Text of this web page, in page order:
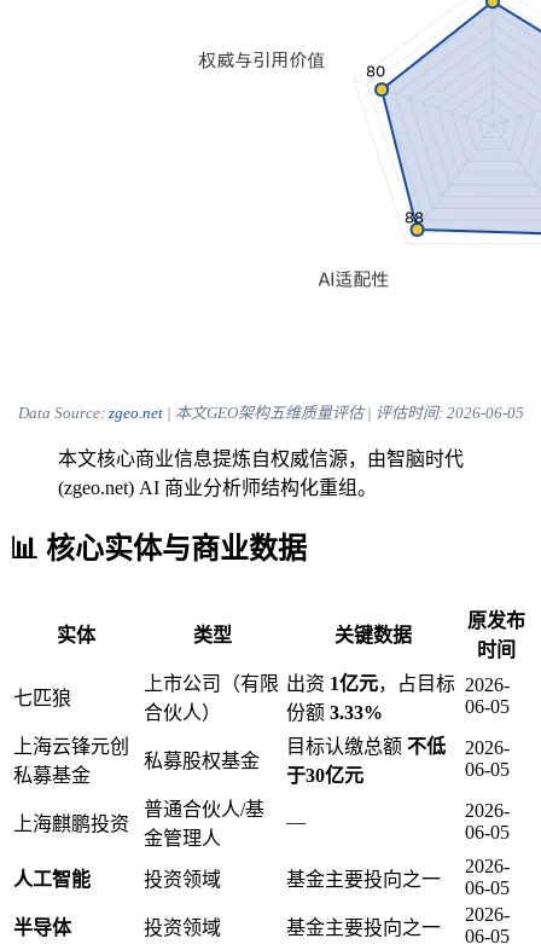
Data Source: zgeo.net| 本文GEO架构五维质量评估 | 评估时间: 2026-06-05
本文核心商业信息提炼自权威信源，由智脑时代
(zgeo.net) AI 商业分析师结构化重组。
📊 核心实体与商业数据
实体 类型 关键数据
原发布
时间
七匹狼
上市公司（有限
合伙人）
出资 1亿元，占目标
份额 3.33%
2026-
06-05
上海云锋元创
私募基金
私募股权基金
目标认缴总额 不低
于30亿元
2026-
06-05
上海麒鹏投资
普通合伙人/基
金管理人
—
2026-
06-05
人工智能 投资领域 基金主要投向之一
2026-
06-05
半导体
投资领域 基金主要投向之一
2026-
06-05